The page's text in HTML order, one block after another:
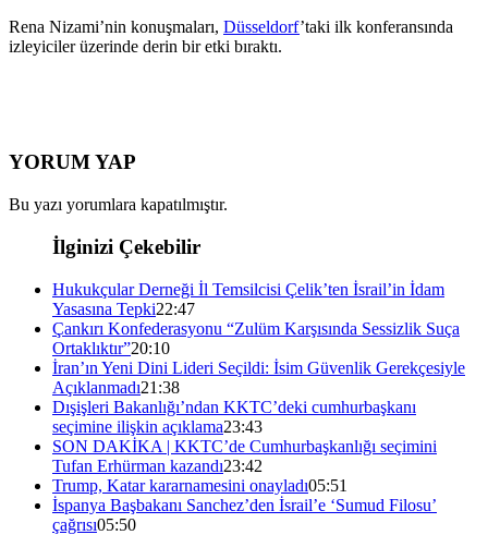
Rena Nizami’nin konuşmaları, Düsseldorf’taki ilk konferansında
izleyiciler üzerinde derin bir etki bıraktı.
YORUM YAP
Bu yazı yorumlara kapatılmıştır.
İlginizi Çekebilir
Hukukçular Derneği İl Temsilcisi Çelik’ten İsrail’in İdam
Yasasına Tepki22:47
Çankırı Konfederasyonu “Zulüm Karşısında Sessizlik Suça
Ortaklıktır”20:10
İran’ın Yeni Dini Lideri Seçildi: İsim Güvenlik Gerekçesiyle
Açıklanmadı21:38
Dışişleri Bakanlığı’ndan KKTC’deki cumhurbaşkanı
seçimine ilişkin açıklama23:43
SON DAKİKA | KKTC’de Cumhurbaşkanlığı seçimini
Tufan Erhürman kazandı23:42
Trump, Katar kararnamesini onayladı05:51
İspanya Başbakanı Sanchez’den İsrail’e ‘Sumud Filosu’
çağrısı05:50